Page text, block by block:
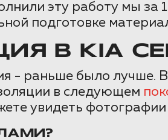
эту работу мы за
подготовке
В KIA
- раньше было лучше.
в следующем
увидеть фотографии